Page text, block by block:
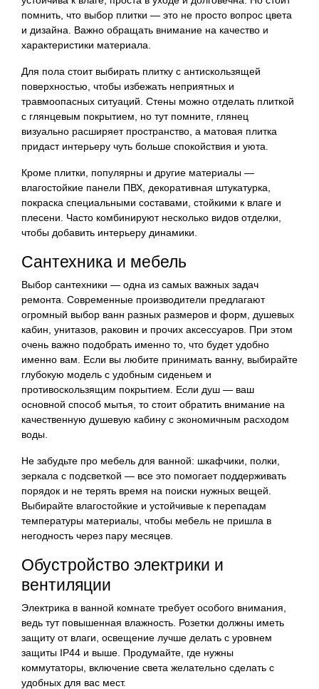
помнить, что выбор плитки — это не просто вопрос цвета
и дизайна. Важно обращать внимание на качество и
характеристики материала.
Для пола стоит выбирать плитку с антискользящей
поверхностью, чтобы избежать неприятных и
травмоопасных ситуаций. Стены можно отделать плиткой
с глянцевым покрытием, но тут помните, глянец
визуально расширяет пространство, а матовая плитка
придаст интерьеру чуть больше спокойствия и уюта.
Кроме плитки, популярны и другие материалы —
влагостойкие панели ПВХ, декоративная штукатурка,
покраска специальными составами, стойкими к влаге и
плесени. Часто комбинируют несколько видов отделки,
чтобы добавить интерьеру динамики.
Сантехника и мебель
Выбор сантехники — одна из самых важных задач
ремонта. Современные производители предлагают
огромный выбор ванн разных размеров и форм, душевых
кабин, унитазов, раковин и прочих аксессуаров. При этом
очень важно подобрать именно то, что будет удобно
именно вам. Если вы любите принимать ванну, выбирайте
глубокую модель с удобным сиденьем и
противоскользящим покрытием. Если душ — ваш
основной способ мытья, то стоит обратить внимание на
качественную душевую кабину с экономичным расходом
воды.
Не забудьте про мебель для ванной: шкафчики, полки,
зеркала с подсветкой — все это помогает поддерживать
порядок и не терять время на поиски нужных вещей.
Выбирайте влагостойкие и устойчивые к перепадам
температуры материалы, чтобы мебель не пришла в
негодность через пару месяцев.
Обустройство электрики и
вентиляции
Электрика в ванной комнате требует особого внимания,
ведь тут повышенная влажность. Розетки должны иметь
защиту от влаги, освещение лучше делать с уровнем
защиты IP44 и выше. Продумайте, где нужны
коммутаторы, включение света желательно сделать с
удобных для вас мест.